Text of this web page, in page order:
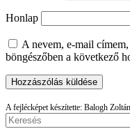
Honlap
A nevem, e-mail
böngészőben a következő
A fejlécképet készítette: Balogh Zoltán